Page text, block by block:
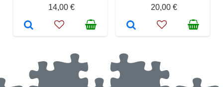
14,00 €
20,00 €